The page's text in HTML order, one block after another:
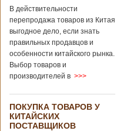
В действительности
перепродажа товаров из Китая
выгодное дело, если знать
правильных продавцов и
особенности китайского рынка.
Выбор товаров и
производителей в >>>
ПОКУПКА ТОВАРОВ У
КИТАЙСКИХ
ПОСТАВЩИКОВ